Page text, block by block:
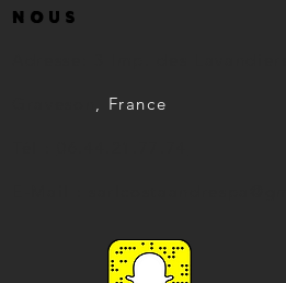
NOUS
, France